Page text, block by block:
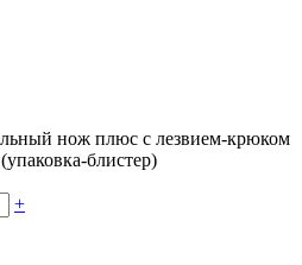
нож плюс с лезвием-крюком
блистер)
+